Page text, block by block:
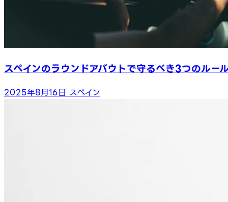
スペインのラウンドアバウトで守るべき3つのルー
2025年8月16日 スペイン